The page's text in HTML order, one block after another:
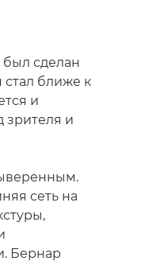
сделан
стал ближе к
и
зрителя и
сеть на
Бернар